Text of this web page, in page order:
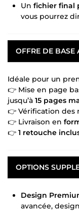
Un fichier final
vous pourrez
OFFRE DE BASE
Idéale pour un
👉 Mise en page
jusqu’à 15 pages
👉 Vérification des
👉 Livraison en
👉 1 retouche
OPTIONS
Design
avancée,